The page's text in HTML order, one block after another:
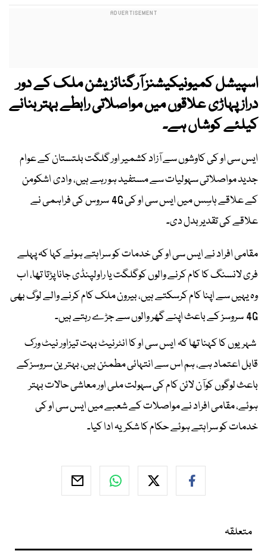
اسپیشل کمیونیکیشنز آرگنائزیشن ملک کے دور
دراز پہاڑی علاقوں میں مواصلاتی رابطے بہتر بنانے
کیلئے کوشاں ہے۔
ایس سی او کی کاوشوں سے آزاد کشمیر اور گلگت بلتستان کے عوام
جدید مواصلاتی سہولیات سے مستفید ہو رہے ہیں، وادی اشکومن
کے علاقے ہاسِس میں ایس سی او کی 4G سروس کی فراہمی نے
علاقے کی تقدیر بدل دی۔
مقامی افراد نے ایس سی او کی خدمات کو سراہتے ہوئے کہا کہ پہلے
فری لانسنگ کا کام کرنے والوں کوگلگت یا راولپنڈی جانا پڑتا تھا، اب
وہ یہیں سے اپنا کام کرسکتے ہیں، بیرون ملک کام کرنے والے لوگ بھی
4G سروسز کے باعث اپنے گھر والوں سے جڑے رہتے ہیں۔
شہریوں کا کہنا تھا کہ ایس سی او کا انٹرنیٹ بہت تیزاور نیٹ ورک
قابل اعتماد ہے، ہم اس سے انتہائی مطمئن ہیں، بہترین سروسزکے
باعث لوگوں کوآن لائن کام کی سہولت ملی اور معاشی حالات بہتر
ہوئے، مقامی افراد نے مواصلات کے شعبے میں ایس سی او کی
خدمات کو سراہتے ہوئے حکام کا شکریہ ادا کیا۔
متعلقہ